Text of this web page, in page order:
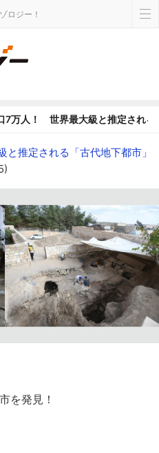
ロジー！
7万人！ 世界最大級と推定される
推定される「古代地下都市」
を発見！